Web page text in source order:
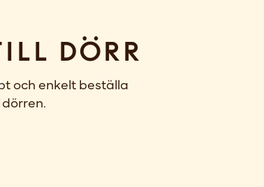
till dörr
och enkelt beställa